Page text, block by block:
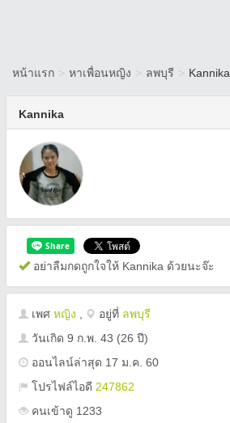
หน้าแรก > หาเพื่อนหญิง > ลพบุรี > Kannika
Kannika
อย่าลืมกดถูกใจให้ Kannika ด้วยนะจ๊ะ
เพศ หญิง อยู่ที่ ลพบุรี
วันเกิด 9 ก.พ. 43 (26 ปี)
ออนไลน์ล่าสุด 17 ม.ค. 60
โปรไฟล์ไอดี 247862
คนเข้าดู 1233